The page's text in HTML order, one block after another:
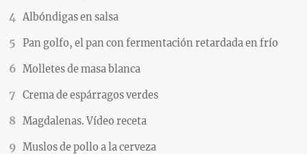
Albóndigas en salsa
Pan golfo, el pan con fermentación retardada en frío
Molletes de masa blanca
Crema de espárragos verdes
Magdalenas. Vídeo receta
Muslos de pollo a la cerveza